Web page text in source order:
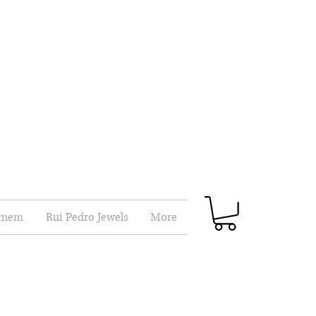
Rui Pedro Jewels More